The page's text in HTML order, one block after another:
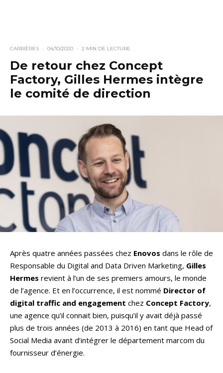
CARRIÈRES · 04/10/2020 · 2 MIN DE LECTURE
De retour chez Concept
Factory, Gilles Hermes intègre
le comité de direction
Après quatre années passées chez Enovos dans le rôle de
Responsable du Digital and Data Driven Marketing, Gilles
Hermes revient à l’un de ses premiers amours, le monde
de l’agence. Et en l’occurrence, il est nommé Director of
digital traffic and engagement chez Concept Factory,
une agence qu’il connait bien, puisqu’il y avait déjà passé
plus de trois années (de 2013 à 2016) en tant que Head of
Social Media avant d’intégrer le département marcom du
fournisseur d’énergie.